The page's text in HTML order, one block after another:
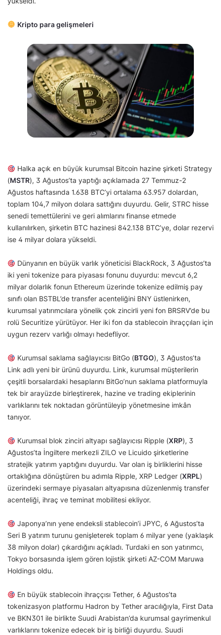
Kripto para gelişmeleri
Halka açık en büyük kurumsal Bitcoin hazine şirketi Strategy
(MSTR), 3 Ağustos’ta yaptığı açıklamada 27 Temmuz-2
Ağustos haftasında 1.638 BTC’yi ortalama 63.957 dolardan,
toplam 104,7 milyon dolara sattığını duyurdu. Gelir, STRC hisse
senedi temettülerini ve geri alımlarını finanse etmede
kullanılırken, şirketin BTC hazinesi 842.138 BTC’ye, dolar rezervi
ise 4 milyar dolara yükseldi.
Dünyanın en büyük varlık yöneticisi BlackRock, 3 Ağustos’ta
iki yeni tokenize para piyasası fonunu duyurdu: mevcut 6,2
milyar dolarlık fonun Ethereum üzerinde tokenize edilmiş pay
sınıfı olan BSTBL’de transfer acenteliğini BNY üstlenirken,
kurumsal yatırımcılara yönelik çok zincirli yeni fon BRSRV’de bu
rolü Securitize yürütüyor. Her iki fon da stablecoin ihraççıları için
uygun rezerv varlığı olmayı hedefliyor.
Kurumsal saklama sağlayıcısı BitGo (BTGO), 3 Ağustos’ta
Link adlı yeni bir ürünü duyurdu. Link, kurumsal müşterilerin
çeşitli borsalardaki hesaplarını BitGo’nun saklama platformuyla
tek bir arayüzde birleştirerek, hazine ve trading ekiplerinin
varlıklarını tek noktadan görüntüleyip yönetmesine imkân
tanıyor.
Kurumsal blok zinciri altyapı sağlayıcısı Ripple (XRP), 3
Ağustos’ta İngiltere merkezli ZILO ve Licuido şirketlerine
stratejik yatırım yaptığını duyurdu. Var olan iş birliklerini hisse
ortaklığına dönüştüren bu adımla Ripple, XRP Ledger (XRPL)
üzerindeki sermaye piyasaları altyapısına düzenlenmiş transfer
acenteliği, ihraç ve teminat mobilitesi ekliyor.
Japonya’nın yene endeksli stablecoin’i JPYC, 6 Ağustos’ta
Seri B yatırım turunu genişleterek toplam 6 milyar yene (yaklaşık
38 milyon dolar) çıkardığını açıkladı. Turdaki en son yatırımcı,
Tokyo borsasında işlem gören lojistik şirketi AZ-COM Maruwa
Holdings oldu.
En büyük stablecoin ihraççısı Tether, 6 Ağustos’ta
tokenizasyon platformu Hadron by Tether aracılığıyla, First Data
ve BKN301 ile birlikte Suudi Arabistan’da kurumsal gayrimenkul
varlıklarını tokenize edecek bir iş birliği duyurdu. Suudi